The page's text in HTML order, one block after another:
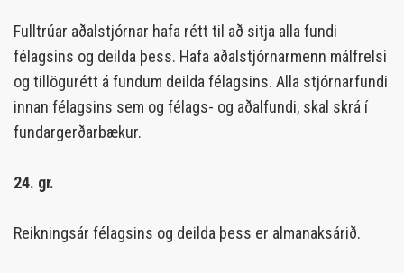
Fulltrúar aðalstjórnar hafa rétt til að sitja alla fundi
félagsins og deilda þess. Hafa aðalstjórnarmenn málfrelsi
og tillögurétt á fundum deilda félagsins. Alla stjórnarfundi
innan félagsins sem og félags- og aðalfundi, skal skrá í
fundargerðarbækur.
24. gr.
Reikningsár félagsins og deilda þess er almanaksárið.